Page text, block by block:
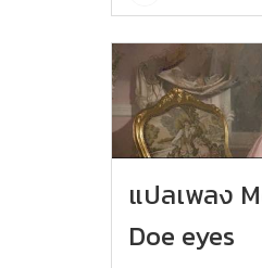
แปลเพลง
Doe eyes